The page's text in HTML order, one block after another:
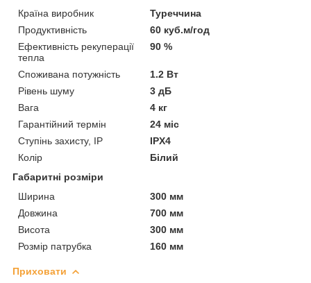
Країна виробник
Туреччина
Продуктивність
60 куб.м/год
Ефективність рекуперації
тепла
90 %
Споживана потужність
1.2 Вт
Рівень шуму
3 дБ
Вага
4 кг
Гарантійний термін
24 міс
Ступінь захисту, IP
IPX4
Колір
Білий
Габаритні розміри
Ширина
300 мм
Довжина
700 мм
Висота
300 мм
Розмір патрубка
160 мм
Приховати